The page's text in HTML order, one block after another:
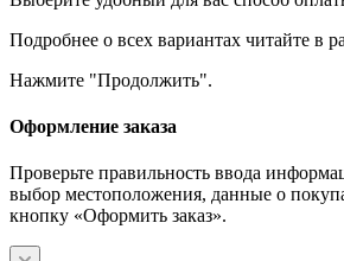
Подробнее о всех вариантах читайте в
Нажмите "Продолжить".
Оформление заказа
Проверьте правильность ввода
выбор местоположения, данные о
кнопку «Оформить заказ».